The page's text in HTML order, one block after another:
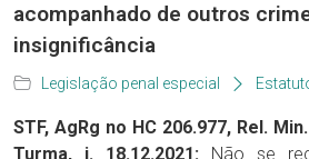
acompanhado de outros
insignificância
Legislação penal especial
STF, AgRg no HC 206.977, Rel.
Turma, j. 18.12.2021: Não se